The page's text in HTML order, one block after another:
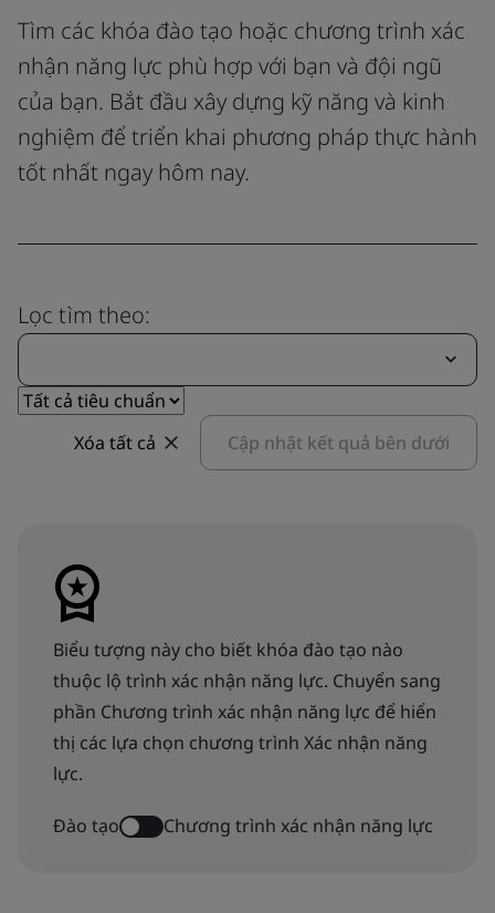
Tìm các khóa đào tạo hoặc chương trình xác
nhận năng lực phù hợp với bạn và đội ngũ
của bạn. Bắt đầu xây dựng kỹ năng và kinh
nghiệm để triển khai phương pháp thực hành
tốt nhất ngay hôm nay.
Lọc tìm theo:
Xóa tất cả Cập nhật kết quả bên dưới
Biểu tượng này cho biết khóa đào tạo nào
thuộc lộ trình xác nhận năng lực. Chuyển sang
phần Chương trình xác nhận năng lực để hiển
thị các lựa chọn chương trình Xác nhận năng
lực.
Đào tạo Chương trình xác nhận năng lực